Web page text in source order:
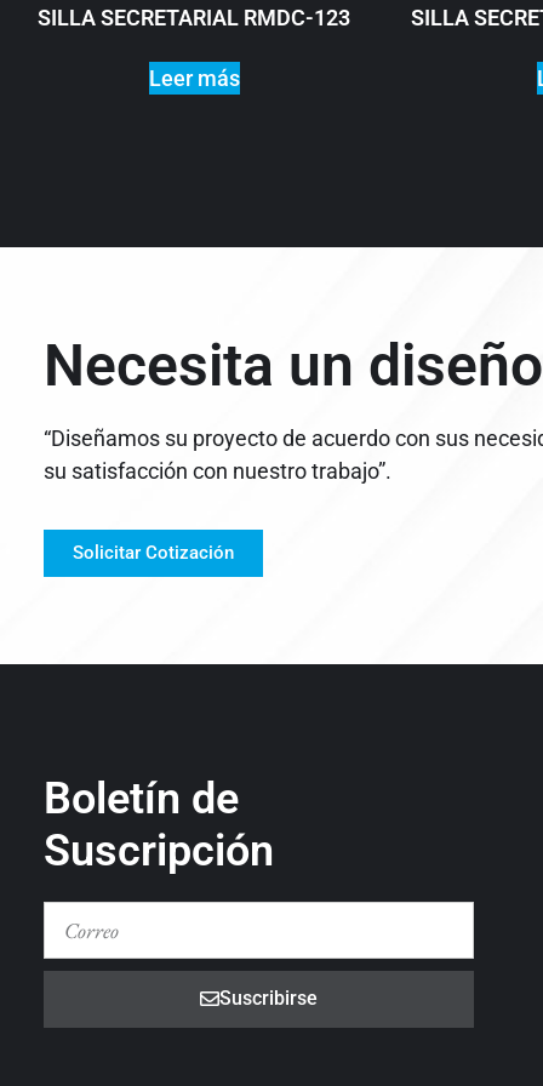
SILLA SECRETARIAL RMDC-123
Leer más
SILLA
Necesita un
“Diseñamos su proyecto de acuerdo con sus
su satisfacción con nuestro trabajo”.
Solicitar Cotización
Boletín de
Suscripción
Suscribirse